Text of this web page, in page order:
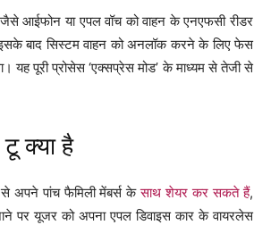
आईफोन या एपल वॉच को वाहन के एनएफसी रीडर
बाद सिस्टम वाहन को अनलॉक करने के लिए फेस
यह पूरी प्रोसेस ‘एक्सप्रेस मोड’ के माध्यम से तेजी से
क्या है
अपने पांच फैमिली मेंबर्स केसाथ शेयर कर सकते हैं,
पर यूजर को अपना एपल डिवाइस कार के वायरलेस